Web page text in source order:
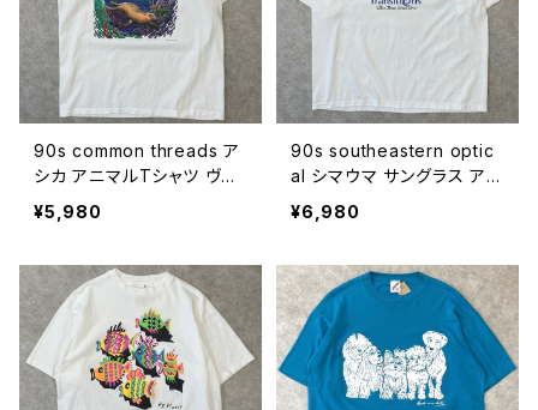
90s common threads ア
シカ アニマルTシャツ ヴィ
ンテージ 動物 シングルステ
ッチ 古着 海 アート 白 ホワ
26080616
¥5,980
90s southeastern optic
al シマウマ サングラス アニ
マルTシャツ 動物 企業 ヴィ
ンテージ 古着 白 ホワイト
080615
¥6,980